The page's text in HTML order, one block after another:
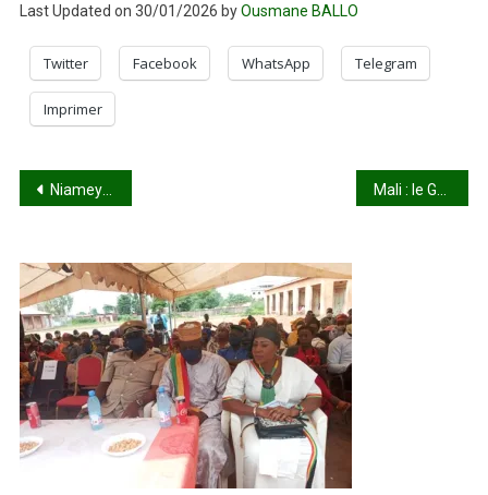
Last Updated on 30/01/2026 byOusmane BALLO
Twitter Facebook WhatsApp Telegram
Imprimer
Navigation
l’article
Niamey : lourdes pertes dans les rangs des assaillants lors de l’attaque contre la base aérienne 101